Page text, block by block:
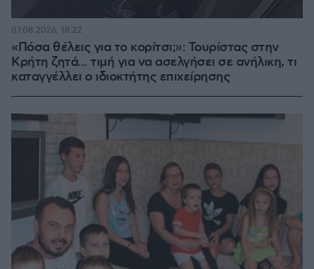
«Πόσα θέλεις για το κορίτσι;»: Τουρίστας στην
Κρήτη ζητά... τιμή για να ασελγήσει σε ανήλικη, τι
καταγγέλλει ο ιδιοκτήτης επιχείρησης
07.08.2026, 18:22